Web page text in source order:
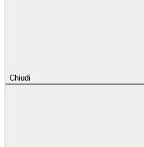
Chiudi